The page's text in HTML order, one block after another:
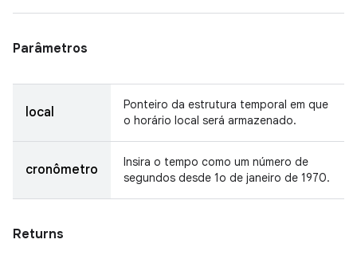
Parâmetros
local
Ponteiro da estrutura temporal em que
o horário local será armazenado.
cronômetro
Insira o tempo como um número de
segundos desde 1o de janeiro de 1970.
Returns